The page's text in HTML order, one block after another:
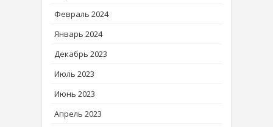
Февраль 2024
Январь 2024
Декабрь 2023
Июль 2023
Июнь 2023
Апрель 2023